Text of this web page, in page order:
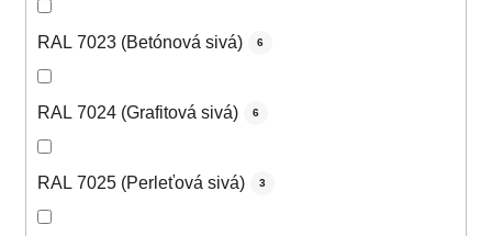
RAL 7023 (Betónová sivá) 6
RAL 7024 (Grafitová sivá) 6
RAL 7025 (Perleťová sivá) 3